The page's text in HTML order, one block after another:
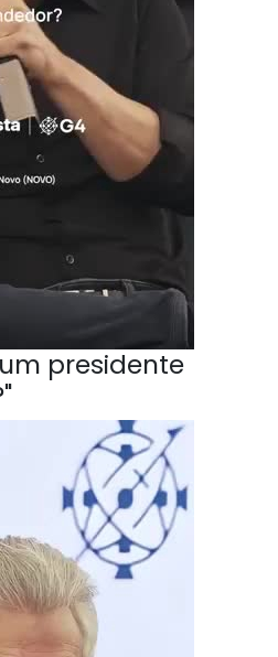
presidente